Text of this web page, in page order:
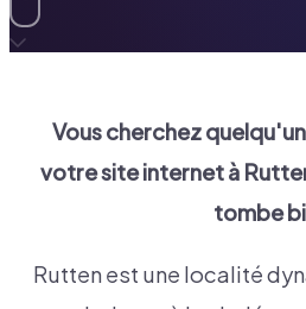
Vous cherchez
votre site internet à
tombe
Rutten est une localité